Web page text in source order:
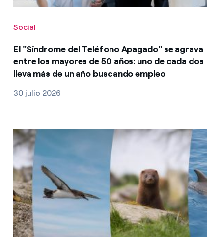
Social
El "Síndrome del Teléfono Apagado" se agrava
entre los mayores de 50 años: uno de cada dos
lleva más de un año buscando empleo
30 julio 2026